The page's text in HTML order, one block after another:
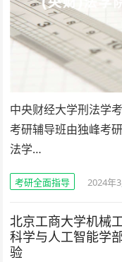
中央财经大学刑法学
考研辅导班由独峰考
法学…
考研全面指导 2024年
北京工商大学机械
科学与人工智能学
验